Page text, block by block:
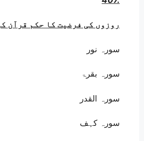
روزوں کی فرضیت کا حکم قرآن
سورہ نور
سورہ بقرۃ
سورہ القدر
سورہ کہف